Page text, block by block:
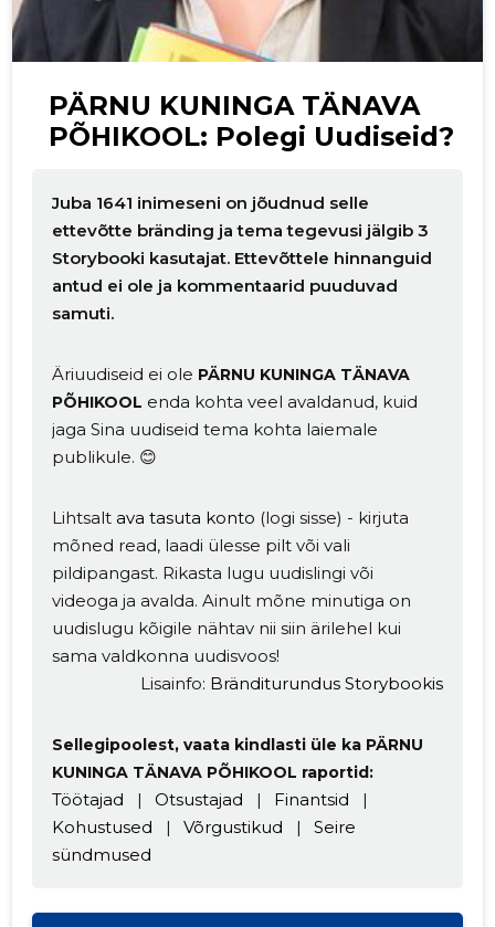
PÄRNU KUNINGA TÄNAVA
PÕHIKOOL: Polegi Uudiseid?
Juba 1641 inimeseni on jõudnud selle
ettevõtte bränding ja tema tegevusi jälgib 3
Storybooki kasutajat. Ettevõttele hinnanguid
antud ei ole ja kommentaarid puuduvad
samuti.
Äriuudiseid ei ole PÄRNU KUNINGA TÄNAVA
PÕHIKOOL enda kohta veel avaldanud, kuid
jaga Sina uudiseid tema kohta laiemale
publikule. 😊
Lihtsalt ava tasuta konto (logi sisse) - kirjuta
mõned read, laadi ülesse pilt või vali
pildipangast. Rikasta lugu uudislingi või
videoga ja avalda. Ainult mõne minutiga on
uudislugu kõigile nähtav nii siin ärilehel kui
sama valdkonna uudisvoos!
Lisainfo: Bränditurundus Storybookis
Sellegipoolest, vaata kindlasti üle ka PÄRNU
KUNINGA TÄNAVA PÕHIKOOL raportid:
Töötajad | Otsustajad | Finantsid
|
Kohustused
| Võrgustikud |
Seire
sündmused